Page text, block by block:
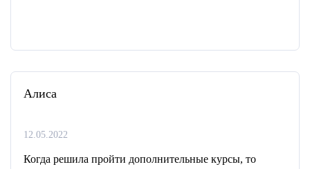
Алиса
12.05.2022
Когда решила пройти дополнительные курсы, то